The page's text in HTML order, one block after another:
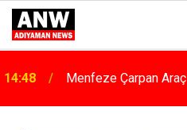
14:48 Menfeze Çarpan